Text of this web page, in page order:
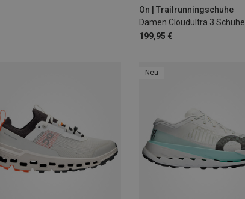
On | Trailrunningschuhe
Damen Cloudultra 3 Schuhe
199,95 €
Neu